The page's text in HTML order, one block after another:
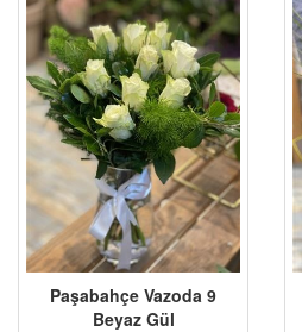
Paşabahçe Vazoda 9
Beyaz Gül